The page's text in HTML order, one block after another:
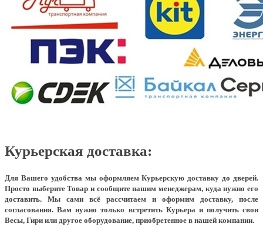
Курьерская доставка:
Для Вашего удобства мы оформляем Курьерскую доставку до дверей.
Просто выберите Товар и сообщите нашим менеджерам, куда нужно его
доставить. Мы сами всё рассчитаем и оформим доставку, после
согласования. Вам нужно только встретить Курьера и получить свои
Весы, Гири или другое оборудование, приобретенное в нашей компании.